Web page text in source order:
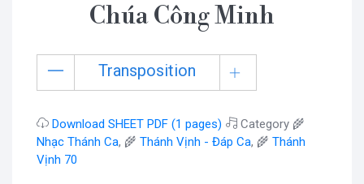
Chúa Công Minh
Transposition
Download SHEET PDF (1 pages)
Category 🌾
Nhạc Thánh Ca, 🌾 Thánh Vịnh - Đáp Ca, 🌾 Thánh
Vịnh 70